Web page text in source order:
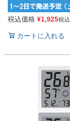
税込価格 ¥1,925税込
カートに入れる